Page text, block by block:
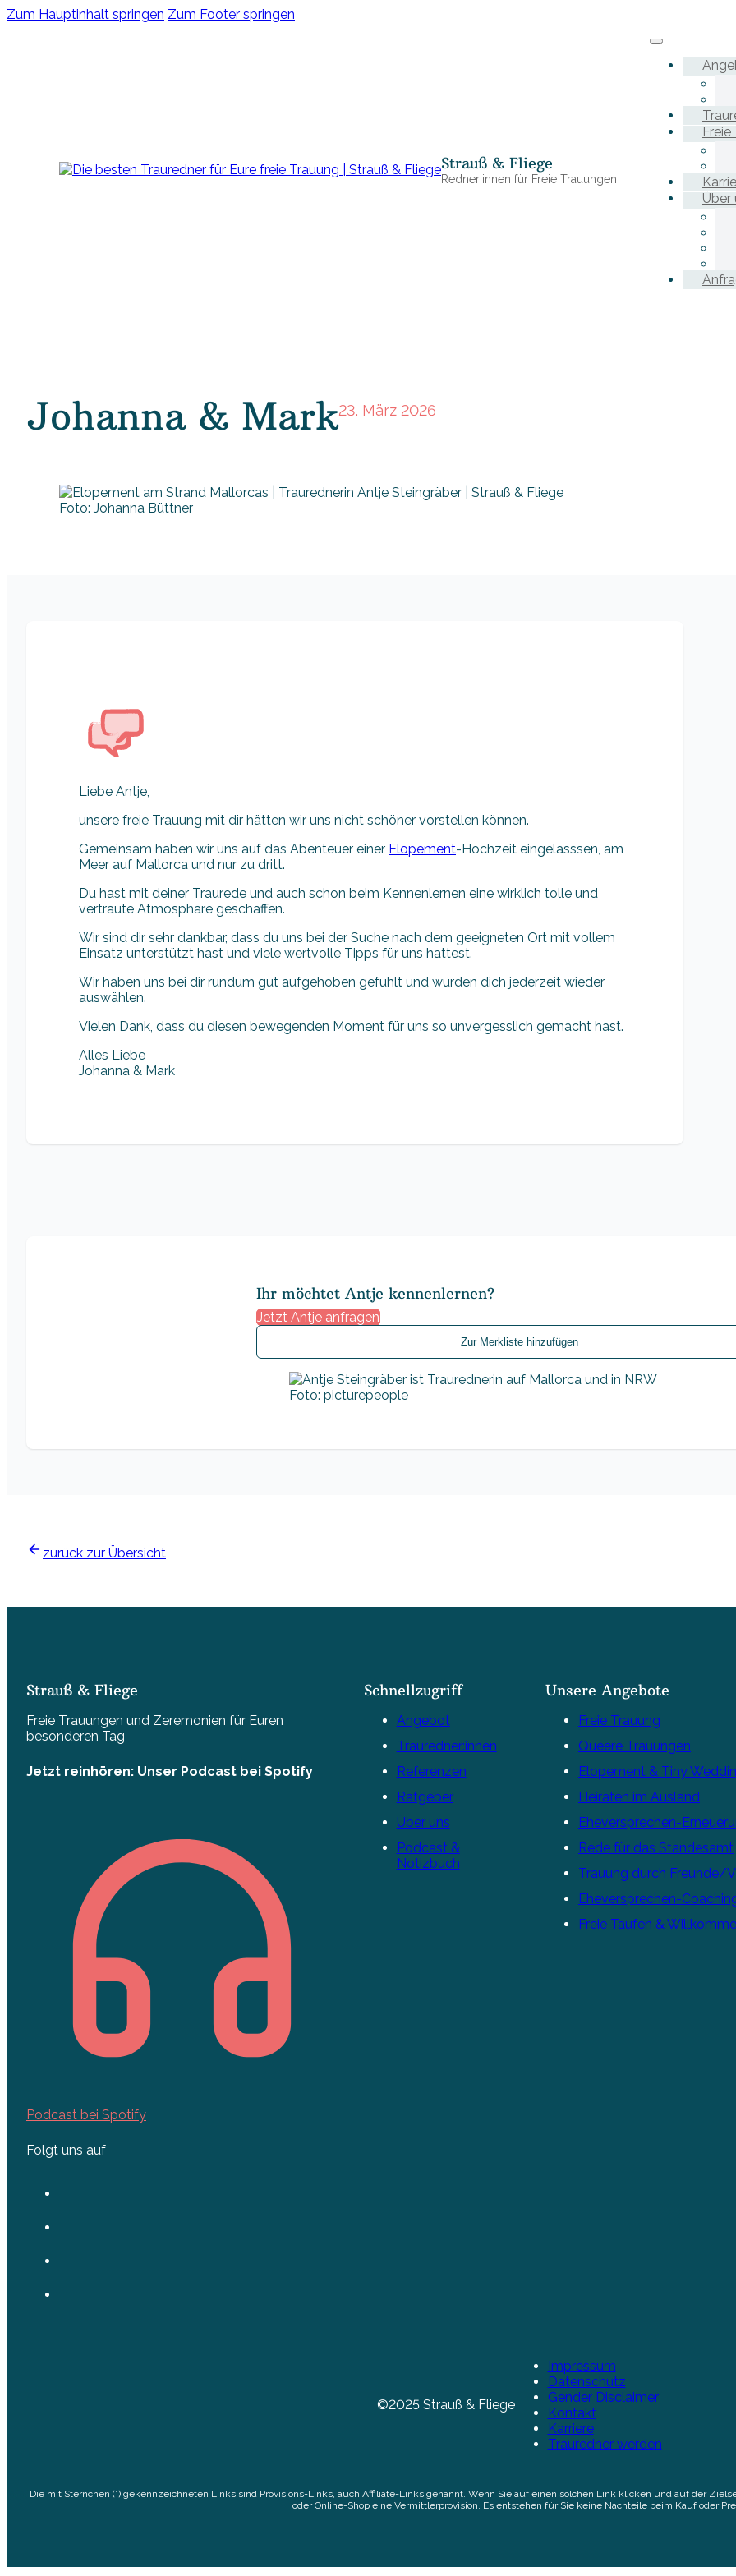
Zum Hauptinhalt springen Zum Footer springen
Strauß & Fliege
Redner:innen für Freie Trauungen
Freie
Über
Johanna & Mark23. März 2026
Foto: Johanna Büttner
Liebe Antje,
unsere freie Trauung mit dir hätten wir uns nicht schöner vorstellen können.
Gemeinsam haben wir uns auf das Abenteuer einer Elopement-Hochzeit eingelasssen, am
Meer auf Mallorca und nur zu dritt.
Du hast mit deiner Traurede und auch schon beim Kennenlernen eine wirklich tolle und
vertraute Atmosphäre geschaffen.
Wir sind dir sehr dankbar, dass du uns bei der Suche nach dem geeigneten Ort mit vollem
Einsatz unterstützt hast und viele wertvolle Tipps für uns hattest.
Wir haben uns bei dir rundum gut aufgehoben gefühlt und würden dich jederzeit wieder
auswählen.
Vielen Dank, dass du diesen bewegenden Moment für uns so unvergesslich gemacht hast.
Alles Liebe
Johanna & Mark
Ihr möchtet Antje kennenlernen?
Jetzt Antje anfragen
Zur Merkliste hinzufügen
Foto: picturepeople
zurück zur Übersicht
Strauß & Fliege
Freie Trauungen und Zeremonien für Euren
besonderen Tag
Jetzt reinhören: Unser Podcast bei Spotify
Podcast bei Spotify
Folgt uns auf
Schnellzugriff
Angebot
Trauredner:innen
Referenzen
Ratgeber
Über uns
Podcast &
Notizbuch
Unsere Angebote
Freie Trauung
Queere Trauungen
Elopement & Tiny
Heiraten im Ausland
Eheversprechen-
Rede für das Standesamt
Trauung durch Freunde/
Eheversprechen-
Freie Taufen &
©2025 Strauß & Fliege
Impressum
Datenschutz
Gender Disclaimer
Kontakt
Karriere
Trauredner werden
Die mit Sternchen (*) gekennzeichneten Links sind Provisions-Links, auch Affiliate-Links genannt. Wenn Sie auf einen solchen Link klicken und auf der
oder Online-Shop eine Vermittlerprovision. Es entstehen für Sie keine Nachteile beim Kauf oder